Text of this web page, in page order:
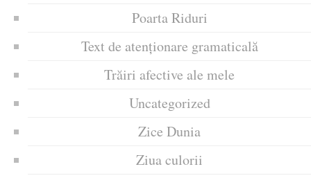
Poarta Riduri
Text de atenționare gramaticală
Trăiri afective ale mele
Uncategorized
Zice Dunia
Ziua culorii